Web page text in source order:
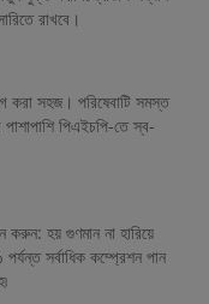
রাখবে।
করা সহজ। পরিষেবাটি সমস্ত
পিএইচপি-তে স্ব-
হয় গুণমান না হারিয়ে
সর্বাধিক কম্প্রেশন পান